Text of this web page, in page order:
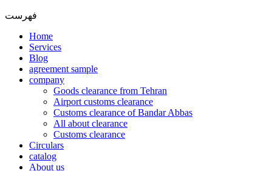
فهرست
Home
Services
Blog
agreement sample
company
Goods clearance from Tehran
Airport customs clearance
Customs clearance of Bandar Abbas
All about clearance
Customs clearance
Circulars
catalog
About us